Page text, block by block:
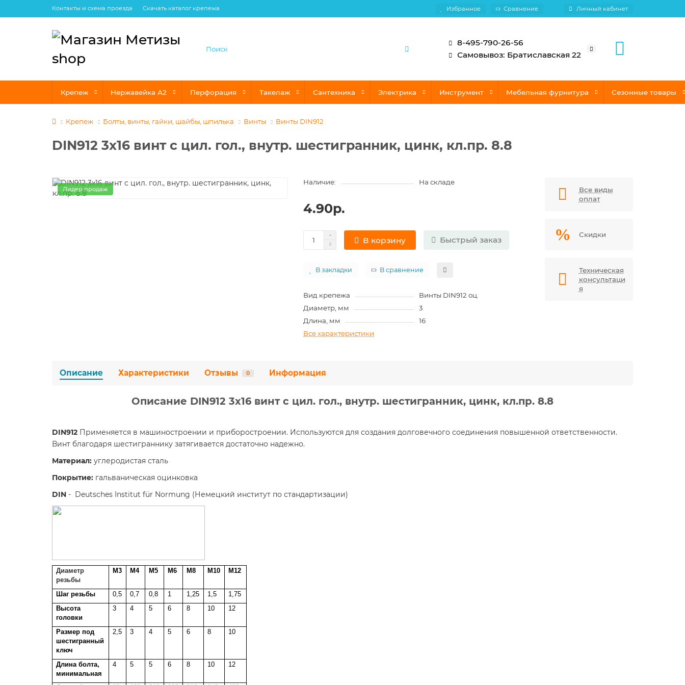
Контакты и схема проезда Скачать каталог крепежа Избранное Сравнение Личный кабинет
8-495-790-26-56
Самовывоз: Братиславская 22
Крепеж Нержавейка А2 Перфорация Такелаж Сантехника Электрика Инструмент Мебельная фурнитура Сезонные товары
Крепеж Болты, винты, гайки, шайбы, шпилька Винты Винты DIN912
DIN912 3х16 винт с цил. гол., внутр. шестигранник, цинк, кл.пр. 8.8
Лидер продаж
Наличие: На складе
4.90р.
В корзину Быстрый заказ
В закладки В сравнение
Вид крепежа
Винты DIN912 оц.
Диаметр, мм
3
Длина, мм
16
Все характеристики
Все виды
оплат
Скидки
Техническая
консультаци
я
Описание Характеристики Отзывы 0 Информация
Описание DIN912 3х16 винт с цил. гол., внутр. шестигранник, цинк, кл.пр. 8.8
DIN912 Применяется в машиностроении и приборостроении. Используются для создания долговечного соединения повышенной ответственности.
Винт благодаря шестиграннику затягивается достаточно надежно.
Материал: углеродистая сталь
Покрытие: гальваническая оцинковка
DIN - Deutsches Institut für Normung (Немецкий институт по стандартизации)
Диаметр
резьбы
М3 М4 М5 М6 М8 М10 М12
Шаг резьбы 0,5 0,7 0,8 1 1,25 1,5
1,75
Высота
головки
3 4 5 6 8 10 12
Размер под
шестигранный
ключ
2,5 3 4 5 6 8 10
Длина болта,
минимальная
4 5 5 6 8 10 12